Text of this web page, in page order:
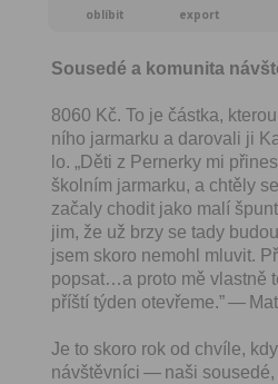
oblíbit export
Sousedé a komu­ni­ta
8060 Kč. To je část­ka,
ního jar­marku a darovali ji
lo. ​„Děti z Pern­erky mi
škol­ním jar­marku, a chtě­ly
začaly chodit jako malí
jim, že už brzy se tady
jsem sko­ro nemohl mlu­vit.
popsat…a pro­to mě vlast­ně
příští týden otevřeme.” —
Je to sko­ro rok od chvíle,
návštěvní­ci — naši